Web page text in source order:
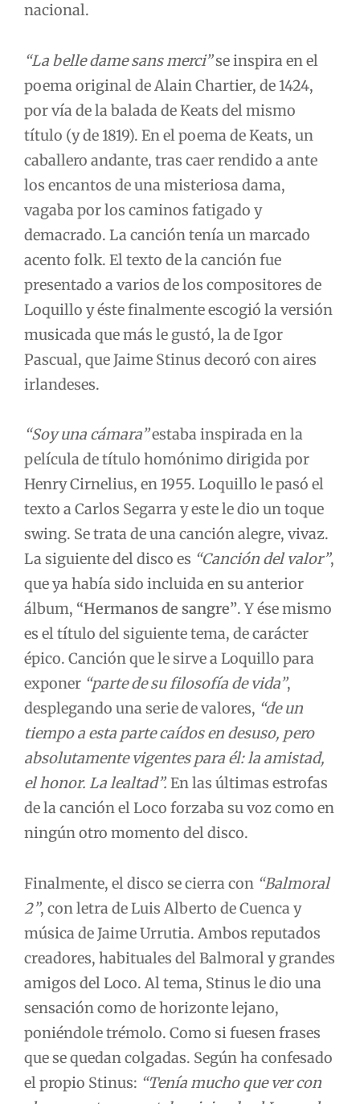
nacional.
“La belle dame sans merci”se inspira en el
poema original de Alain Chartier, de 1424,
por vía de la balada de Keats del mismo
título (y de 1819). En el poema de Keats, un
caballero andante, tras caer rendido a ante
los encantos de una misteriosa dama,
vagaba por los caminos fatigado y
demacrado. La canción tenía un marcado
acento folk. El texto de la canción fue
presentado a varios de los compositores de
Loquillo y éste finalmente escogió la versión
musicada que más le gustó, la de Igor
Pascual, que Jaime Stinus decoró con aires
irlandeses.
“Soy una cámara”estaba inspirada en la
película de título homónimo dirigida por
Henry Cirnelius, en 1955. Loquillo le pasó el
texto a Carlos Segarra y este le dio un toque
swing. Se trata de una canción alegre, vivaz.
La siguiente del disco es “Canción del valor”,
que ya había sido incluida en su anterior
álbum, “Hermanos de sangre”. Y ése mismo
es el título del siguiente tema, de carácter
épico. Canción que le sirve a Loquillo para
exponer “parte de su filosofía de vida”,
desplegando una serie de valores, “de un
tiempo a esta parte caídos en desuso, pero
absolutamente vigentes para él: la amistad,
el honor. La lealtad”. En las últimas estrofas
de la canción el Loco forzaba su voz como en
ningún otro momento del disco.
Finalmente, el disco se cierra con “Balmoral
2”, con letra de Luis Alberto de Cuenca y
música de Jaime Urrutia. Ambos reputados
creadores, habituales del Balmoral y grandes
amigos del Loco. Al tema, Stinus le dio una
sensación como de horizonte lejano,
poniéndole trémolo. Como si fuesen frases
que se quedan colgadas. Según ha confesado
el propio Stinus: “Tenía mucho que ver con